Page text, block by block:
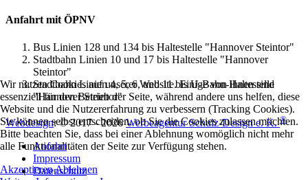
Anfahrt mit ÖPNV
Bus Linien 128 und 134 bis Haltestelle "Hannover Steintor"
Stadtbahn Linien 10 und 17 bis Haltestelle "Hannover
Steintor"
Stadtbahn Linien 4, 5, 6, und 11 bis U-Bahn-Haltestelle
"Hannover Steintor"
Webdesign: © 2017 - 2026Werbeagentur Schulz-Design e. K.®
Anfahrt
Impressum
Datenschutz
Wir nutzen Cookies auf unserer Website. Einige von ihnen sind
essenziell für den Betrieb der Seite, während andere uns helfen, diese
Website und die Nutzererfahrung zu verbessern (Tracking Cookies).
Sie können selbst entscheiden, ob Sie die Cookies zulassen möchten.
Bitte beachten Sie, dass bei einer Ablehnung womöglich nicht mehr
alle Funktionalitäten der Seite zur Verfügung stehen.
AkzeptierenAblehnen